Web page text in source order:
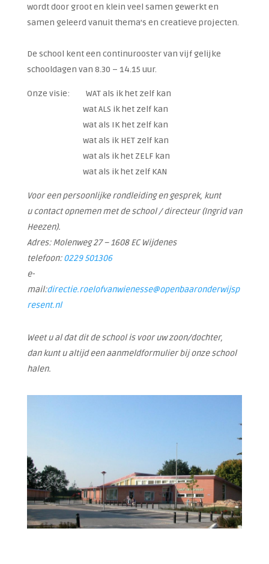
wordt door groot en klein veel samen gewerkt en
samen geleerd vanuit thema’s en creatieve projecten.
De school kent een continurooster van vijf gelijke
schooldagen van 8.30 – 14.15 uur.
Onze visie: WAT als ik het zelf kan
wat ALS ik het zelf kan
wat als IK het zelf kan
wat als ik HET zelf kan
wat als ik het ZELF kan
wat als ik het zelf KAN
Voor een persoonlijke rondleiding en gesprek, kunt
u contact opnemen met de school / directeur (Ingrid van
Heezen).
Adres: Molenweg 27 – 1608 EC Wijdenes
telefoon:0229 501306
e-
mail:directie.roelofvanwienesse@openbaaronderwijsp
resent.nl
Weet u al dat dit de school is voor uw zoon/dochter,
dan kunt u altijd een aanmeldformulier bij onze school
halen.